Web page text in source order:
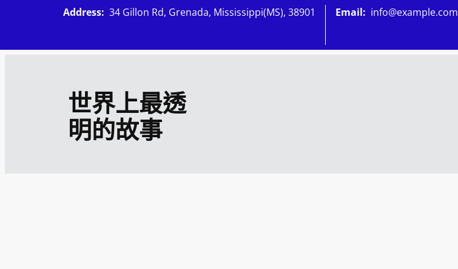
主
世界上最透
明的故事
Address: 34 Gillon Rd, Grenada, Mississippi(MS), 38901 Email: info@example.com